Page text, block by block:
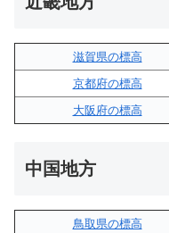
滋賀県の標高
京都府の標高
大阪府の標高
中国地方
鳥取県の標高